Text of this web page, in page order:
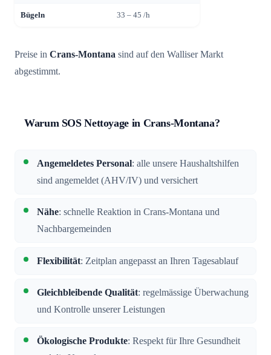
Bügeln 33 – 45 /h
Preise in Crans-Montana sind auf den Walliser Markt
abgestimmt.
Warum SOS Nettoyage in Crans-Montana?
Angemeldetes Personal: alle unsere Haushaltshilfen
sind angemeldet (AHV/IV) und versichert
Nähe: schnelle Reaktion in Crans-Montana und
Nachbargemeinden
Flexibilität: Zeitplan angepasst an Ihren Tagesablauf
Gleichbleibende Qualität: regelmässige Überwachung
und Kontrolle unserer Leistungen
Ökologische Produkte: Respekt für Ihre Gesundheit